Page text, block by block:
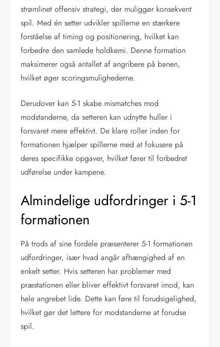
strømlinet offensiv strategi, der muliggør konsekvent
spil. Med én setter udvikler spillerne en stærkere
forståelse af timing og positionering, hvilket kan
forbedre den samlede holdkemi. Denne formation
maksimerer også antallet af angribere på banen,
hvilket øger scoringsmulighederne.
Derudover kan 5-1 skabe mismatches mod
modstanderne, da setteren kan udnytte huller i
forsvaret mere effektivt. De klare roller inden for
formationen hjælper spillerne med at fokusere på
deres specifikke opgaver, hvilket fører til forbedret
udførelse under kampene.
Almindelige udfordringer i 5-1
formationen
På trods af sine fordele præsenterer 5-1 formationen
udfordringer, især hvad angår afhængighed af en
enkelt setter. Hvis setteren har problemer med
præstationen eller bliver effektivt forsvaret imod, kan
hele angrebet lide. Dette kan føre til forudsigelighed,
hvilket gør det lettere for modstanderne at forudse
spil.